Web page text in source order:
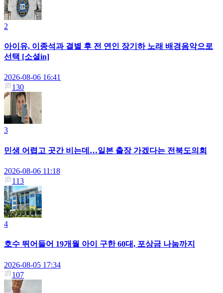
2
아이유, 이종석과 결별 후 전 연인 장기하 노래 배경음악으로
선택 [소셜in]
2026-08-06 16:41
130
3
민생 어렵고 곳간 비는데…일본 출장 가겠다는 전북도의회
2026-08-06 11:18
113
4
호수 뛰어들어 19개월 아이 구한 60대, 포상금 나눔까지
2026-08-05 17:34
107